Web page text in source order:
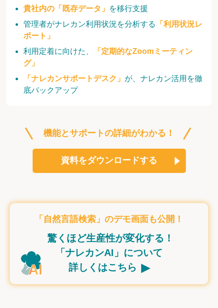
貴社内の「既存データ」 を移行支援
管理者がナレカン利用状況を分析する
「利用状況レ
ポート」
利用定着に向けた、
「定期的なZoomミーティン
グ」
「ナレカンサポートデスク」 が、ナレカン活用を徹
底バックアップ
機能とサポートの詳細がわかる！
資料をダウンロードする
「自然言語検索」のデモ画面も公開！
驚くほど生産性が変化する！
「ナレカンAI」について
詳しくはこちら ▸